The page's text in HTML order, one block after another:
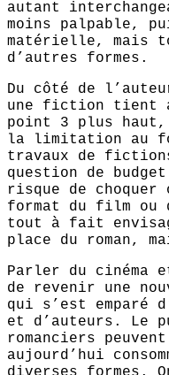
autant
moins palpable,
matérielle, mais
d’autres formes.
Du côté de
une fiction tient
point 3 plus
la limitation au
travaux de
question de
risque de
format du film ou
tout à fait
place du roman,
Parler du cinéma
de revenir une
qui s’est emparé
et d’auteurs. Le
romanciers
aujourd’hui